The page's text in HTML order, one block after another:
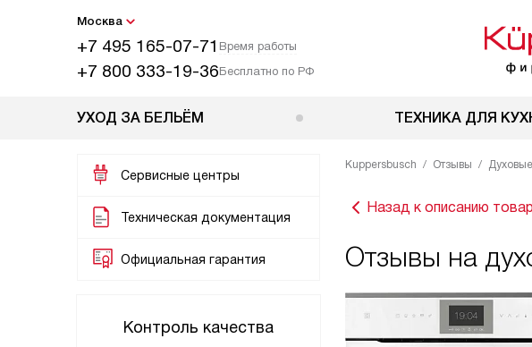
Москва
+7 495 165-07-71 Время работы
+7 800 333-19-36Бесплатно по РФ
УХОД ЗА БЕЛЬЁМ ТЕХНИКА ДЛЯ
Сервисные центры
Техническая документация
Официальная гарантия
Контроль качества
Kuppersbusch Отзывы
Назад к описанию
Отзывы на